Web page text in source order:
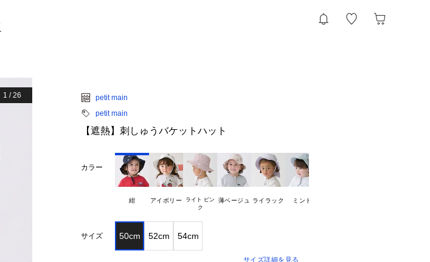
1 /26
petit main
petit main
【遮熱】刺しゅうバケットハット
カラー
紺 アイボリー
ライト ピン
薄ベージュ ライラック ミント
サイズ 50cm 52cm 54cm
サイズ詳細を見る